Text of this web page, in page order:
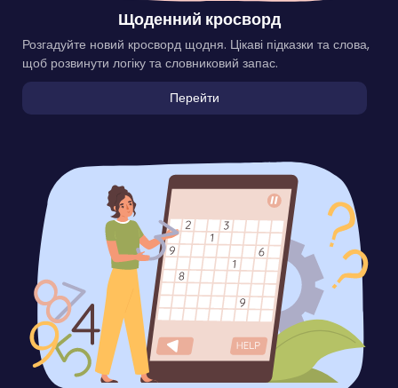
Щоденний кросворд
Розгадуйте новий кросворд щодня. Цікаві підказки та слова,
щоб розвинути логіку та словниковий запас.
Перейти